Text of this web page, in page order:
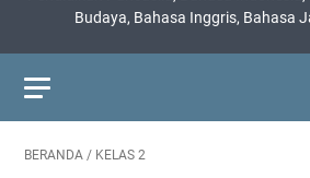
Budaya, Bahasa Inggris, Bahasa
BERANDA / KELAS 2